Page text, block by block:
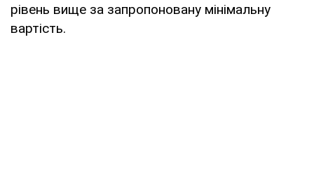
рівень вище за запропоновану мінімальну
вартість.